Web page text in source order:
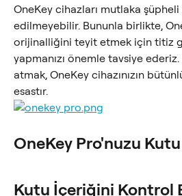
OneKey cihazları mutlaka
edilmeyebilir. Bununla birlikte,
orijinalliğini teyit etmek için titiz
yapmanızı önemle tavsiye ederiz.
atmak, OneKey cihazınızın
esastır.
OneKey Pro'nuzu Kutu
Kutu İçeriğini Kontrol